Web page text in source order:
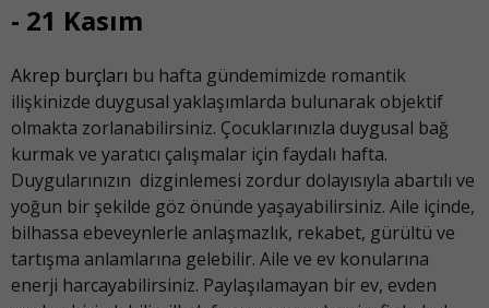
- 21 Kasım
Akrep burçları bu hafta gündemimizde romantik
ilişkinizde duygusal yaklaşımlarda bulunarak objektif
olmakta zorlanabilirsiniz. Çocuklarınızla duygusal bağ
kurmak ve yaratıcı çalışmalar için faydalı hafta.
Duygularınızın dizginlemesi zordur dolayısıyla abartılı ve
yoğun bir şekilde göz önünde yaşayabilirsiniz. Aile içinde,
bilhassa ebeveynlerle anlaşmazlık, rekabet, gürültü ve
tartışma anlamlarına gelebilir. Aile ve ev konularına
enerji harcayabilirsiniz. Paylaşılamayan bir ev, evden